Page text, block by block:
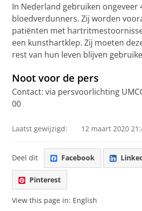
In Nederland gebruiken ongeveer
bloedverdunners. Zij worden
patiënten met
een kunsthartklep. Zij moeten
rest van hun leven blijven
Noot voor de pers
Contact: via persvoorlichting
00
Laatst gewijzigd: 12 maart 2020
Deel dit Facebook
Pinterest
View this page in: English